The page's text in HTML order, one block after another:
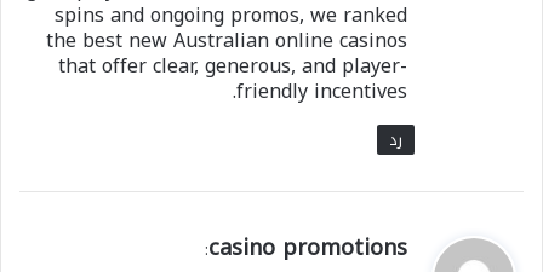
spins and ongoing promos, we ranked
the best new Australian online casinos
that offer clear, generous, and player-
friendly incentives.
رد
ي
casino promotions
: